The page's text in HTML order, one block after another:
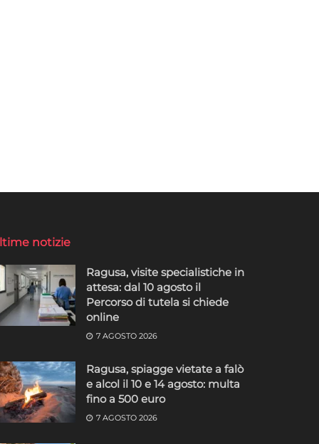
notizie
Ragusa, visite specialistiche in
attesa: dal 10 agosto il
Percorso di tutela si chiede
online
7 AGOSTO 2026
Ragusa, spiagge vietate a falò
e alcol il 10 e 14 agosto: multa
fino a 500 euro
7 AGOSTO 2026